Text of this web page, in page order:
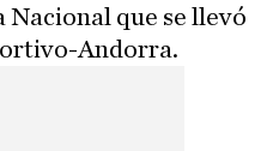
Nacional que se llevó
Andorra.